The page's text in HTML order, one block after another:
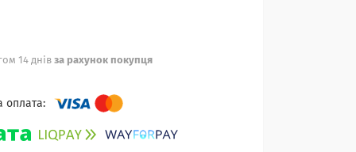
14 днів за рахунок покупця